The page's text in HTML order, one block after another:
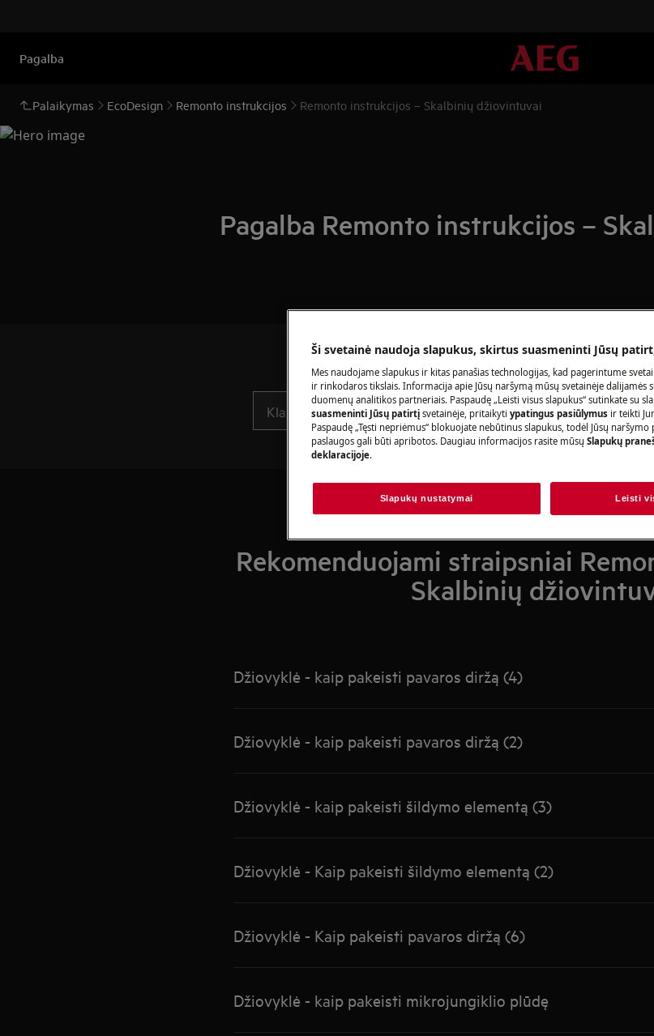
Pagalba
Palaikymas EcoDesign Remonto instrukcijos Remonto instrukcijos – Skalbinių džiovintuvai
Pagalba Remonto instrukcijos –
Ieškokite mūsų palaikymo
Rekomenduojami straipsniai
Skalbinių
Džiovyklė - kaip pakeisti pavaros diržą (4)
Džiovyklė - kaip pakeisti pavaros diržą (2)
Džiovyklė - kaip pakeisti šildymo elementą (3)
Džiovyklė - Kaip pakeisti šildymo elementą (2)
Džiovyklė - Kaip pakeisti pavaros diržą (6)
Džiovyklė - kaip pakeisti mikrojungiklio plūdę
Ši svetainė naudoja slapukus, skirtus suasmeninti Jūsų
Mes naudojame slapukus ir kitas panašias technologijas, kad pagerintume
ir rinkodaros tikslais. Informacija apie Jūsų naršymą mūsų svetainėje dalijamės
duomenų analitikos partneriais. Paspaudę „Leisti visus slapukus“ sutinkate su
suasmeninti Jūsų patirtį svetainėje, pritaikyti ypatingus pasiūlymus ir teikti
Paspaudę „Tęsti nepriėmus“ blokuojate nebūtinus slapukus, todėl Jūsų
paslaugos gali būti apribotos. Daugiau informacijos rasite mūsų Slapukų
deklaracijoje.
Slapukų nustatymai Leisti